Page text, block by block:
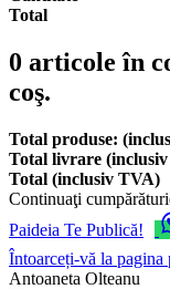
Total
0 articole în
coş.
Total produse:
Total livrare
Total (inclusiv TVA)
Continuaţi
Paideia Te Publică!
Întoarceți-vă la pagina
Antoaneta Olteanu